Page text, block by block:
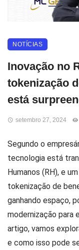
NOTÍCIAS
Inovação no
tokenização
está
setembro 27, 2024
Segundo o
tecnologia está
Humanos (RH), e
tokenização de
ganhando espaço,
modernização para
artigo, vamos
e como isso pode